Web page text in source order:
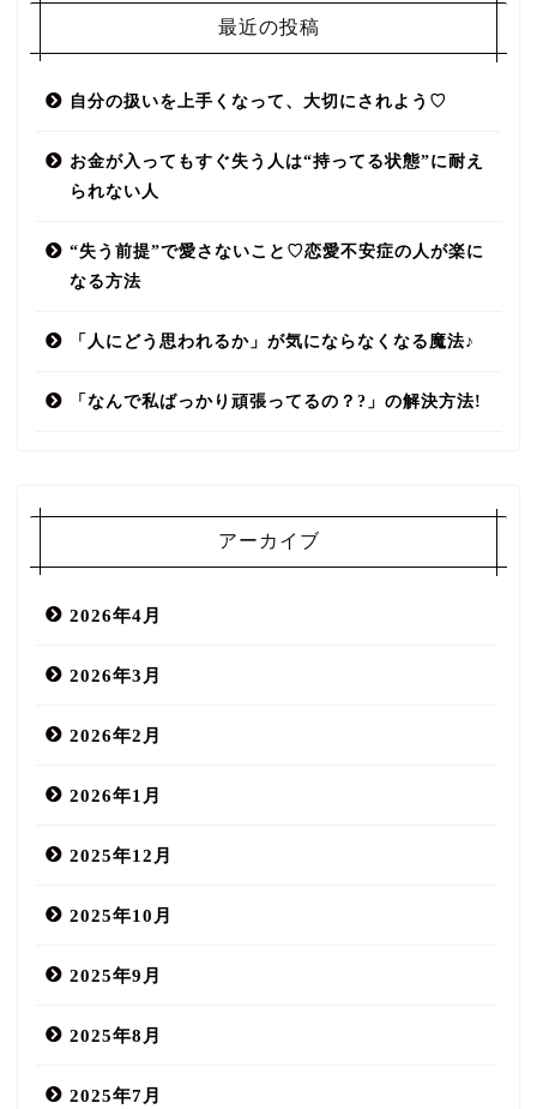
最近の投稿
自分の扱いを上手くなって、大切にされよう♡
お金が入ってもすぐ失う人は“持ってる状態”に耐え
られない人
“失う前提”で愛さないこと♡恋愛不安症の人が楽に
なる方法
「人にどう思われるか」が気にならなくなる魔法♪
「なんで私ばっかり頑張ってるの？?」の解決方法!
アーカイブ
2026年4月
2026年3月
2026年2月
2026年1月
2025年12月
2025年10月
2025年9月
2025年8月
2025年7月